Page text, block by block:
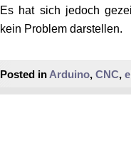
Es hat sich jedoch
kein Problem darstellen.
Posted in Arduino, CNC,